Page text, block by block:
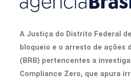
A Justiça do Distrito Federal
bloqueio e o arresto de ações
(BRB) pertencentes a
Compliance Zero, que apura